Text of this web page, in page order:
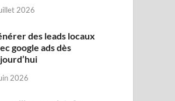
2026
des leads locaux
google ads dès
2026